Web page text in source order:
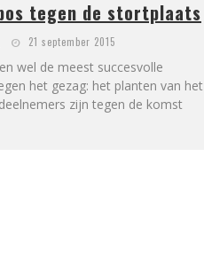
tegen de stortplaats
21 september 2015
wel de meest succesvolle
het gezag: het planten van het
zijn tegen de komst